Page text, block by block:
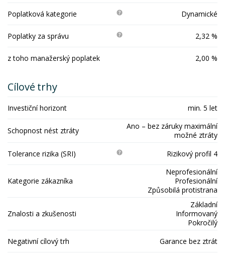
Poplatková kategorie Dynamické
Poplatky za správu 2,32 %
z toho manažerský poplatek 2,00 %
Cílové trhy
Investiční horizont min. 5 let
Schopnost nést ztráty
Ano – bez záruky maximální
možné ztráty
Tolerance rizika (SRI)
Rizikový profil 4
Kategorie zákazníka
Neprofesionální
Profesionální
Způsobilá protistrana
Znalosti a zkušenosti
Základní
Informovaný
Pokročilý
Negativní cílový trh
Garance bez ztrát